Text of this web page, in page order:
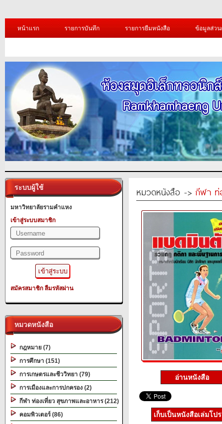
หน้าแรก รายการบันทึก รายการยืมหนังสือ ข้อมูลส่ว
ระบบผู้ใช้
มหาวิทยาลัยรามคำแหง
เข้าสู่ระบบสมาชิก
สมัครสมาชิก ลืมรหัสผ่าน
หมวดหนังสือ
กฎหมาย (7)
การศึกษา (151)
การเกษตรและชีววิทยา (79)
การเมืองและการปกครอง (2)
กีฬา ท่องเที่ยว สุขภาพและอาหาร (212)
คอมพิวเตอร์ (86)
หมวดหนังสือ -> กีฬา ท่
อ่านหนังสือ
เก็บเป็นหนังสือเล่มโป